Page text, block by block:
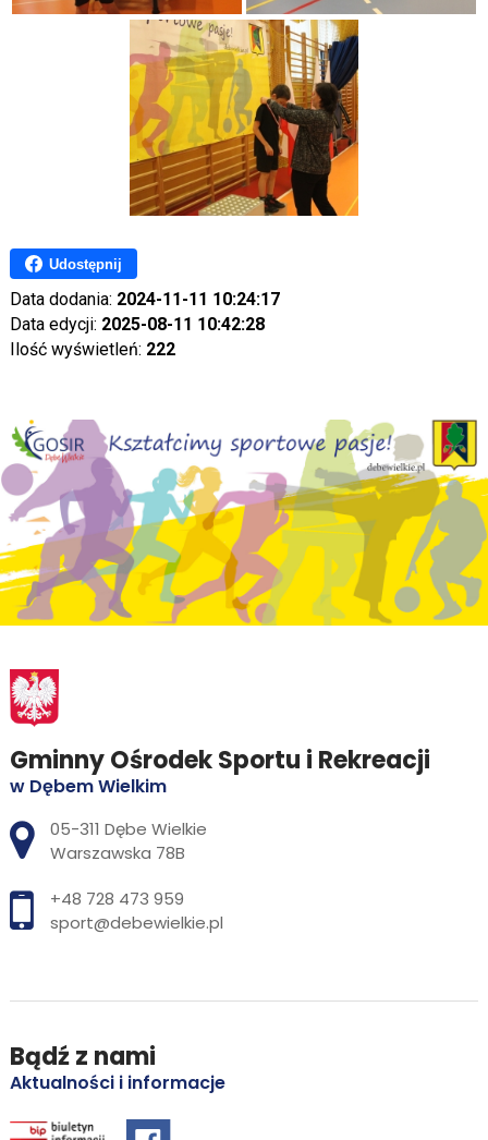
Udostępnij
Data dodania: 2024-11-11 10:24:17
Data edycji: 2025-08-11 10:42:28
Ilość wyświetleń: 222
Gminny Ośrodek Sportu i Rekreacji
w Dębem Wielkim
Adres pocztowy:
05-311 Dębe Wielkie
Warszawska 78B
+48 728 473 959
sport@debewielkie.pl
Bądź z nami
Aktualności i informacje